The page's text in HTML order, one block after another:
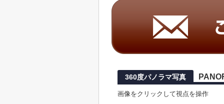
360度パノラマ写真
画像をクリックして視点を操作